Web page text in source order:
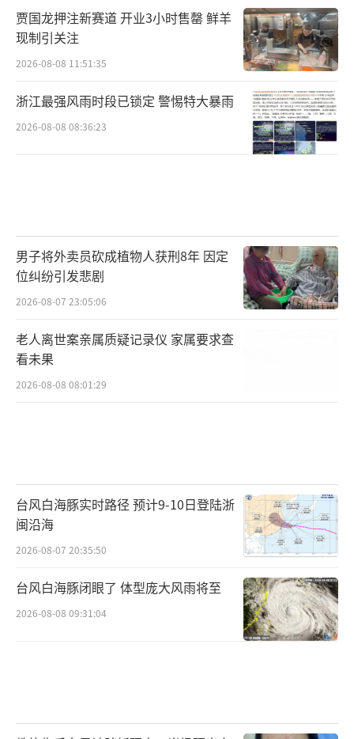
贾国龙押注新赛道 开业3小时售罄 鲜羊
现制引关注
2026-08-08 11:51:35
浙江最强风雨时段已锁定 警惕特大暴雨
2026-08-08 08:36:23
男子将外卖员砍成植物人获刑8年 因定
位纠纷引发悲剧
2026-08-07 23:05:06
老人离世案亲属质疑记录仪 家属要求查
看未果
2026-08-08 08:01:29
台风白海豚实时路径 预计9-10日登陆浙
闽沿海
2026-08-07 20:35:50
台风白海豚闭眼了 体型庞大风雨将至
2026-08-08 09:31:04